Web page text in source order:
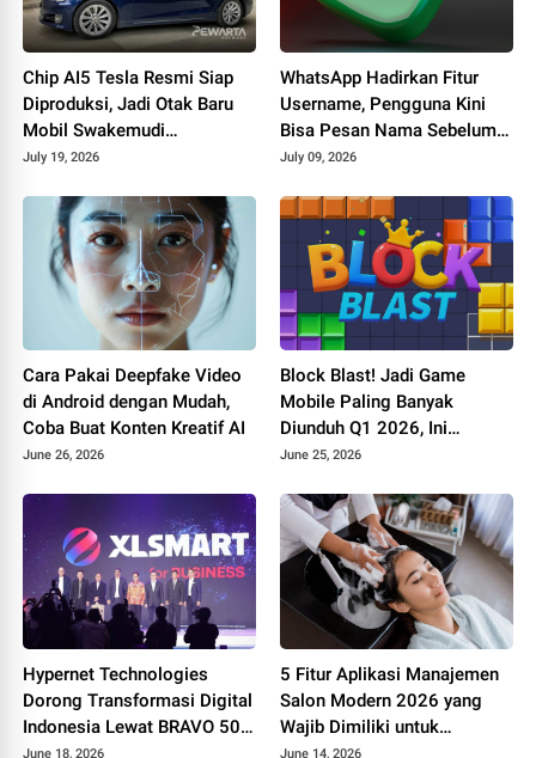
Chip AI5 Tesla Resmi Siap
Diproduksi, Jadi Otak Baru
Mobil Swakemudi
Berteknologi AI
July 19, 2026
WhatsApp Hadirkan Fitur
Username, Pengguna Kini
Bisa Pesan Nama Sebelum
Dipakai Orang Lain
July 09, 2026
Cara Pakai Deepfake Video
di Android dengan Mudah,
Coba Buat Konten Kreatif AI
June 26, 2026
Block Blast! Jadi Game
Mobile Paling Banyak
Diunduh Q1 2026, Ini
Rahasia di Balik
June 25, 2026
Hypernet Technologies
Dorong Transformasi Digital
Indonesia Lewat BRAVO 500
Summit 2026
June 18, 2026
5 Fitur Aplikasi Manajemen
Salon Modern 2026 yang
Wajib Dimiliki untuk
Tingkatkan Bisnis
June 14, 2026